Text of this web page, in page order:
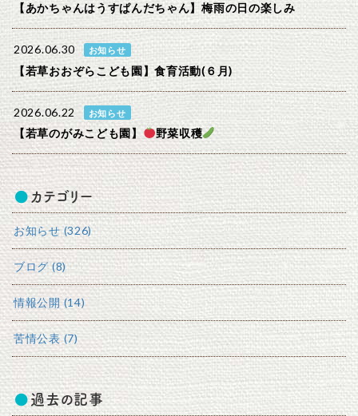
【あかちゃんはうすぱんだちゃん】梅雨の日の楽しみ
2026.06.30 お知らせ
【若草おおぞらこども園】食育活動(６月)
2026.06.22 お知らせ
【若草のがみこども園】 野菜収穫
カテゴリー
お知らせ (326)
ブログ (8)
情報公開 (14)
苦情公表 (7)
過去の記事